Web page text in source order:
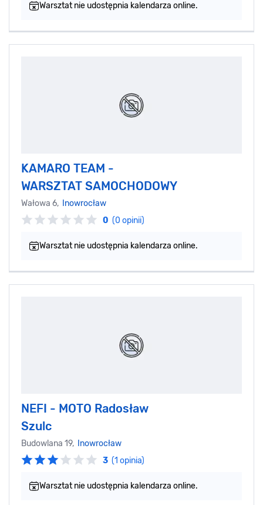
Warsztat nie udostępnia kalendarza online.
KAMARO TEAM -
WARSZTAT SAMOCHODOWY
Wałowa 6,
Inowrocław
0 (0 opinii)
Warsztat nie udostępnia kalendarza online.
NEFI - MOTO Radosław
Szulc
Budowlana 19, Inowrocław
3 (1 opinia)
Warsztat nie udostępnia kalendarza online.